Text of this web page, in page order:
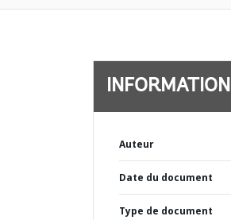
INFORMATION
Auteur
Date du document
Type de document